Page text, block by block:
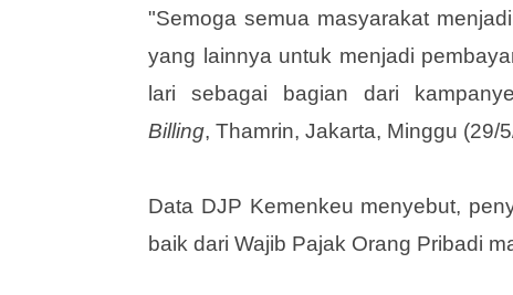
"Semoga semua masyarakat
yang lainnya untuk menjadi
lari sebagai bagian dari
Billing, Thamrin, Jakarta, Minggu (29/
‎Data DJP Kemenkeu menyebut,
baik dari Wajib Pajak Orang Pribadi